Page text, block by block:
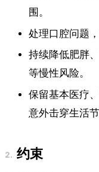
围。
处理口腔问题
持续降低肥胖
等慢性风险。
保留基本医疗
意外击穿生活节
约束